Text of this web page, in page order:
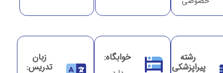
ترکیهرشته
پیراپزشکی:
خوابگاه: زبان
تدریس: